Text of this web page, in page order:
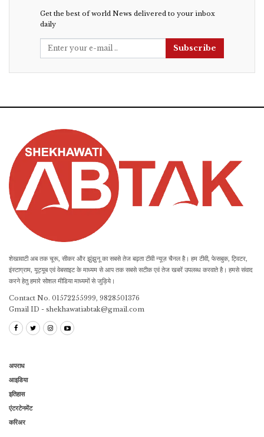
Get the best of world News delivered to your inbox
daily
Subscribe
शेखावाटी अब तक चूरू, सीकर और झुंझुनू का सबसे तेज बढ़ता टीवी न्यूज़ चैनल है। हम टीवी, फेसबुक, ट्विटर,
इंस्टाग्राम, यूट्यूब एवं वेबसाइट के माध्यम से आप तक सबसे सटीक एवं तेज खबरें उपलब्ध करवाते है। हमसे संवाद
करने हेतु हमारे सोशल मीडिया माध्यमों से जुड़िये।
Contact No. 01572255999, 9828501376
Gmail ID - shekhawatiabtak@gmail.com
अपराध
आइडिया
इतिहास
एंटरटेनमेंट
करिअर